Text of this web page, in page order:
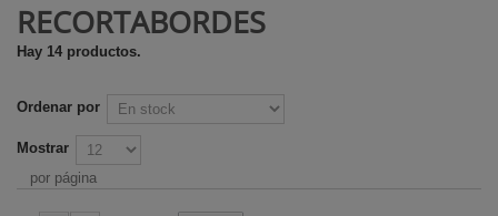
RECORTABORDES
Hay 14 productos.
Ordenar por
Mostrar
por página